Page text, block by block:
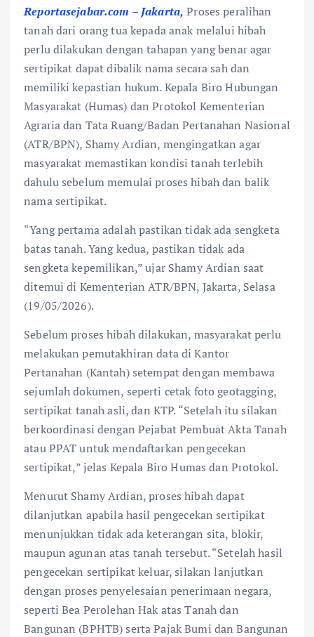
Reportasejabar.com – Jakarta, Proses peralihan
tanah dari orang tua kepada anak melalui hibah
perlu dilakukan dengan tahapan yang benar agar
sertipikat dapat dibalik nama secara sah dan
memiliki kepastian hukum. Kepala Biro Hubungan
Masyarakat (Humas) dan Protokol Kementerian
Agraria dan Tata Ruang/Badan Pertanahan Nasional
(ATR/BPN), Shamy Ardian, mengingatkan agar
masyarakat memastikan kondisi tanah terlebih
dahulu sebelum memulai proses hibah dan balik
nama sertipikat.
“Yang pertama adalah pastikan tidak ada sengketa
batas tanah. Yang kedua, pastikan tidak ada
sengketa kepemilikan,” ujar Shamy Ardian saat
ditemui di Kementerian ATR/BPN, Jakarta, Selasa
(19/05/2026).
Sebelum proses hibah dilakukan, masyarakat perlu
melakukan pemutakhiran data di Kantor
Pertanahan (Kantah) setempat dengan membawa
sejumlah dokumen, seperti cetak foto geotagging,
sertipikat tanah asli, dan KTP. “Setelah itu silakan
berkoordinasi dengan Pejabat Pembuat Akta Tanah
atau PPAT untuk mendaftarkan pengecekan
sertipikat,” jelas Kepala Biro Humas dan Protokol.
Menurut Shamy Ardian, proses hibah dapat
dilanjutkan apabila hasil pengecekan sertipikat
menunjukkan tidak ada keterangan sita, blokir,
maupun agunan atas tanah tersebut. “Setelah hasil
pengecekan sertipikat keluar, silakan lanjutkan
dengan proses penyelesaian penerimaan negara,
seperti Bea Perolehan Hak atas Tanah dan
Bangunan (BPHTB) serta Pajak Bumi dan Bangunan